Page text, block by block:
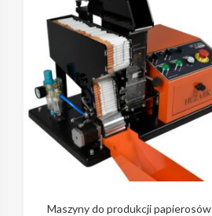
Maszyny do produkcji papierosów